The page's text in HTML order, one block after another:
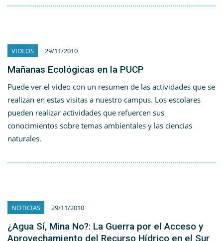
VIDEOS 29/11/2010
Mañanas Ecológicas en la PUCP
Puede ver el video con un resumen de las actividades que se
realizan en estas visitas a nuestro campus. Los escolares
pueden realizar actividades que refuercen sus
conocimientos sobre temas ambientales y las ciencias
naturales.
NOTICIAS 29/11/2010
¿Agua Sí, Mina No?: La Guerra por el Acceso y
Aprovechamiento del Recurso Hídrico en el Sur